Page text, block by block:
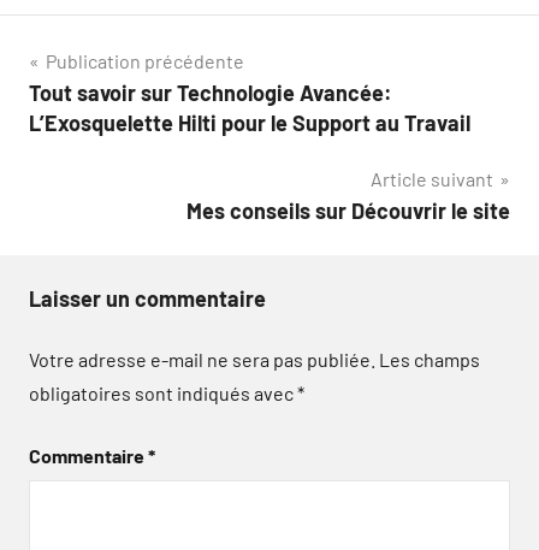
Navigation
de
Publication précédente
Tout savoir sur Technologie Avancée:
L’Exosquelette Hilti pour le Support au Travail
Article suivant
Mes conseils sur Découvrir le site
Laisser un commentaire
Votre adresse e-mail ne sera pas publiée. Les champs
obligatoires sont indiqués avec*
Commentaire*